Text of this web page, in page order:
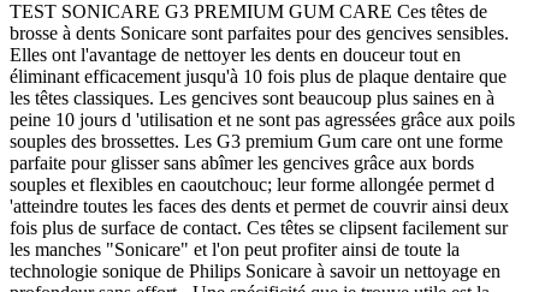
TEST SONICARE G3 PREMIUM GUM CARE Ces têtes de
brosse à dents Sonicare sont parfaites pour des gencives sensibles.
Elles ont l'avantage de nettoyer les dents en douceur tout en
éliminant efficacement jusqu'à 10 fois plus de plaque dentaire que
les têtes classiques. Les gencives sont beaucoup plus saines en à
peine 10 jours d 'utilisation et ne sont pas agressées grâce aux poils
souples des brossettes. Les G3 premium Gum care ont une forme
parfaite pour glisser sans abîmer les gencives grâce aux bords
souples et flexibles en caoutchouc; leur forme allongée permet d
'atteindre toutes les faces des dents et permet de couvrir ainsi deux
fois plus de surface de contact. Ces têtes se clipsent facilement sur
les manches "Sonicare" et l'on peut profiter ainsi de toute la
technologie sonique de Philips Sonicare à savoir un nettoyage en